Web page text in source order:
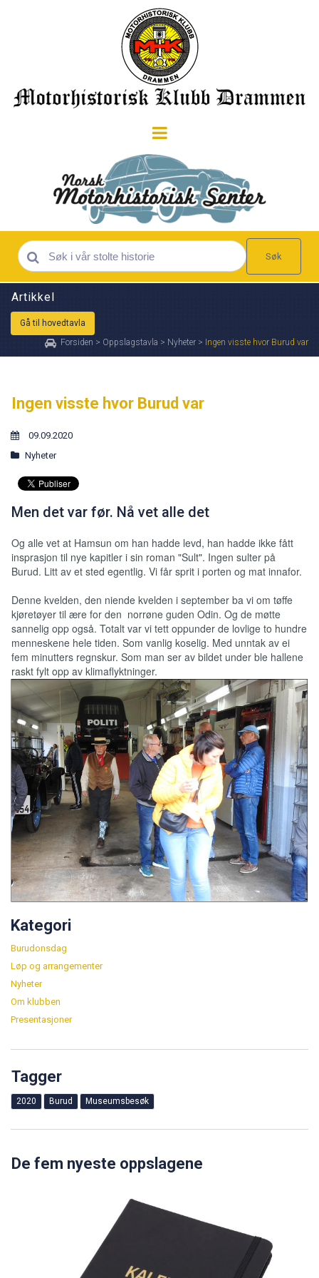
Søk
Artikkel
Gå til hovedtavla
Forsiden > Oppslagstavla > Nyheter > Ingen visste hvor Burud var
Ingen visste hvor Burud var
09.09.2020
Nyheter
Men det var før. Nå vet alle det
Og alle vet at Hamsun om han hadde levd, han hadde ikke fått
insprasjon til nye kapitler i sin roman "Sult". Ingen sulter på
Burud. Litt av et sted egentlig. Vi får sprit i porten og mat innafor.
Denne kvelden, den niende kvelden i september ba vi om tøffe
kjøretøyer til ære for den norrøne guden Odin. Og de møtte
sannelig opp også. Totalt var vi tett oppunder de lovlige to hundre
menneskene hele tiden. Som vanlig koselig. Med unntak av ei
fem minutters regnskur. Som man ser av bildet under ble hallene
raskt fylt opp av klimaflyktninger.
Kategori
Burudonsdag
Løp og arrangementer
Nyheter
Om klubben
Presentasjoner
Tagger
2020 Burud Museumsbesøk
De fem nyeste oppslagene